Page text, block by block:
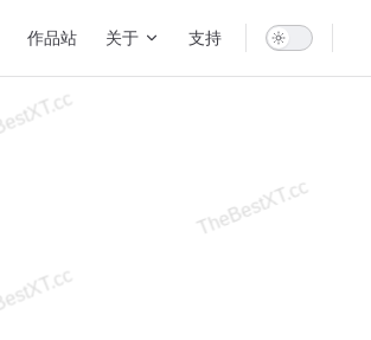
作品站 关于 支持